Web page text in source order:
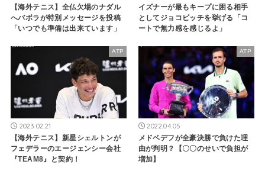
【海外テニス】全仏欠場のナダル
へバボラが特別メッセージを投稿
「いつでも準備は出来ています」
イズナーが最もキープに困る相手
としてジョコビッチを挙げる「コ
ートで無力感を感じるよ」
ATP
2023.02.21
【海外テニス】新星シェルトンが
フェデラーのエージェンシー会社
『TEAM8』と契約！
ATP
2022.04.05
メドベデフが全豪決勝で負けた理
由が判明？【〇〇のせいで負担が
増加】